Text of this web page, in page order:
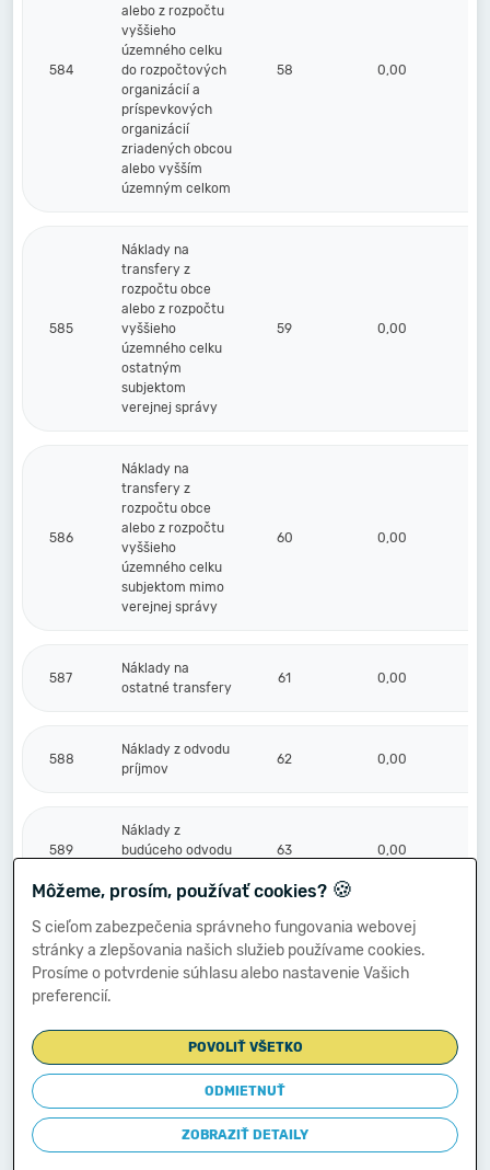
584
alebo z rozpočtu
vyššieho
územného celku
do rozpočtových
organizácií a
príspevkových
organizácií
zriadených obcou
alebo vyšším
územným celkom
58 0,00
585
Náklady na
transfery z
rozpočtu obce
alebo z rozpočtu
vyššieho
územného celku
ostatným
subjektom
verejnej správy
59 0,00
586
Náklady na
transfery z
rozpočtu obce
alebo z rozpočtu
vyššieho
územného celku
subjektom mimo
verejnej správy
60 0,00
587
Náklady na
ostatné transfery
61 0,00
588
Náklady z odvodu
príjmov
62 0,00
589
Náklady z
budúceho odvodu
63 0,00
Účtové skupiny
50 - 58 celkom
súčet (r.001 +
r.029 + r.040 +
r.049 + r.054)
Kontrolné číslo
súčet (r. 001 až r.
064)
994
Môžeme, prosím, používať cookies? 🍪
S cieľom zabezpečenia správneho fungovania webovej
stránky a zlepšovania našich služieb používame cookies.
Prosíme o potvrdenie súhlasu alebo nastavenie Vašich
preferencií.
POVOLIŤ VŠETKO
ODMIETNUŤ
ZOBRAZIŤ DETAILY